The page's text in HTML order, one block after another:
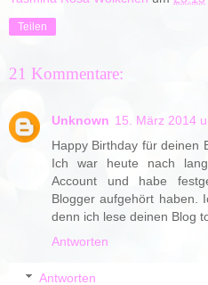
Teilen
21 Kommentare:
Unknown 15. März 2014
Happy Birthday für deinen
Ich war heute nach
Account und habe
Blogger aufgehört haben.
denn ich lese deinen Blog
Antworten
Antworten